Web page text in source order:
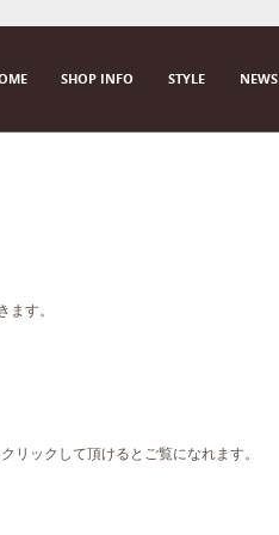
TO CONTENTSHOP INFO STYLE NEWS
す。
リックして頂けるとご覧になれます。